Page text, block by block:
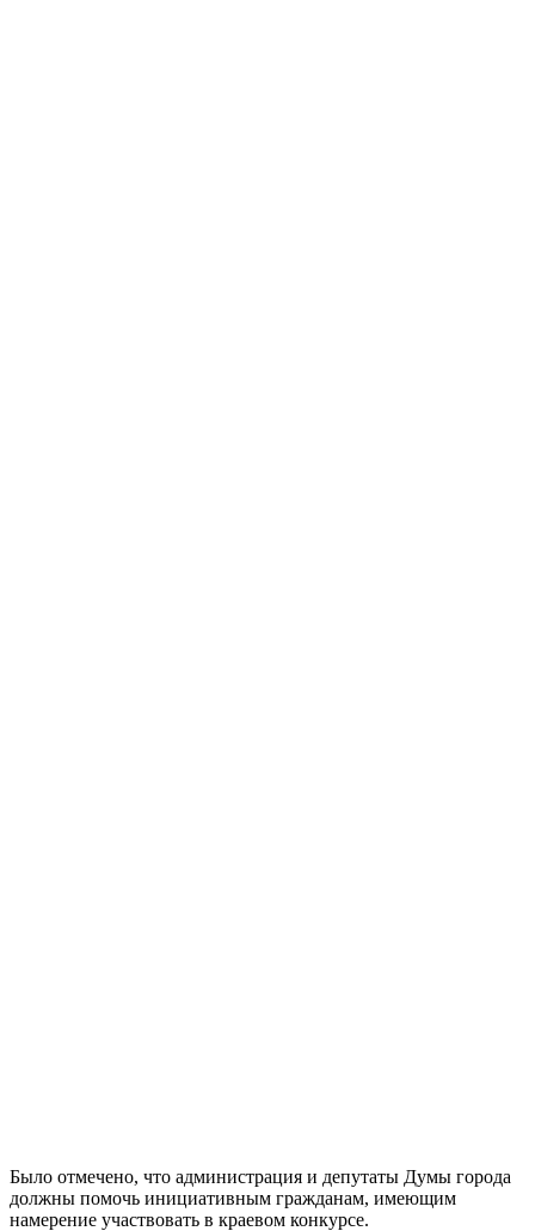
Было отмечено, что администрация и депутаты Думы города
должны помочь инициативным гражданам, имеющим
намерение участвовать в краевом конкурсе.